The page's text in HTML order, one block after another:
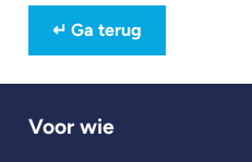
↵ Ga terug
Voor wie